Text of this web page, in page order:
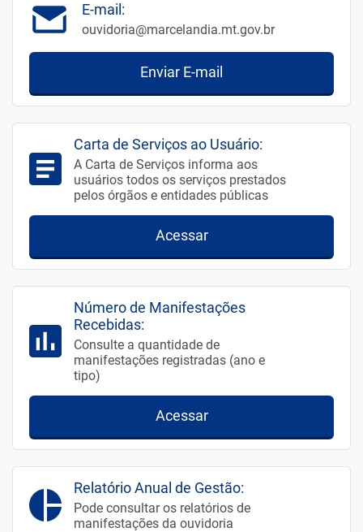
E-mail:
ouvidoria@marcelandia.mt.gov.br
Enviar E-mail
Carta de Serviços ao Usuário:
A Carta de Serviços informa aos
usuários todos os serviços prestados
pelos órgãos e entidades públicas
Acessar
Número de Manifestações
Recebidas:
Consulte a quantidade de
manifestações registradas (ano e
tipo)
Acessar
Relatório Anual de Gestão:
Pode consultar os relatórios de
manifestações da ouvidoria